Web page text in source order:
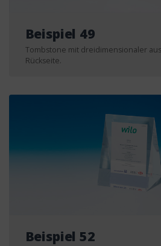
Beispiel 49
Tombstone mit dreidimensionaler
Rückseite.
Beispiel 52